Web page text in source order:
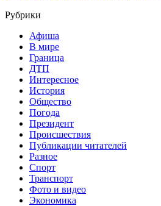
Рубрики
Афиша
В мире
Граница
ДТП
Интересное
История
Общество
Погода
Президент
Происшествия
Публикации читателей
Разное
Спорт
Транспорт
Фото и видео
Экономика